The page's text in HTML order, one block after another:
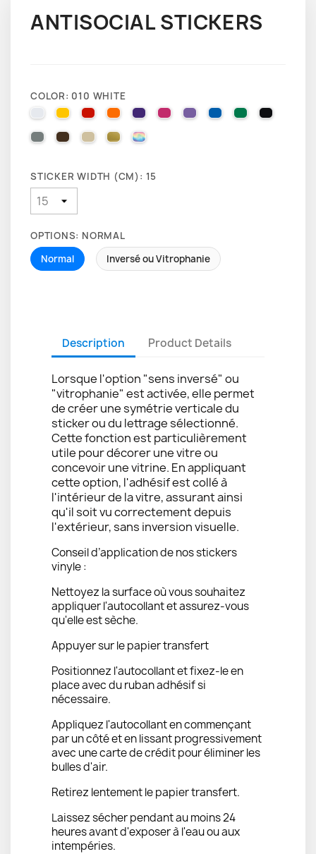
ANTISOCIAL STICKERS
COLOR: 010 WHITE
010 WHITE025 BRIMSTONE YELLOW
031 RED035 PASTEL ORANGE
040 VIOLET
041 PINK043 LAVENDER
051 GENTIAN BLUE
061 GREEN
070
071 GREY080 BROWN
082 BEIGE
091 GOLD000 HOLOGRAPHIQUE
STICKER WIDTH (CM): 15
OPTIONS: NORMAL
Normal
Inversé ou Vitrophanie
Description Product Details
Lorsque l'option "sens inversé" ou
"vitrophanie" est activée, elle permet
de créer une symétrie verticale du
sticker ou du lettrage sélectionné.
Cette fonction est particulièrement
utile pour décorer une vitre ou
concevoir une vitrine. En appliquant
cette option, l'adhésif est collé à
l'intérieur de la vitre, assurant ainsi
qu'il soit vu correctement depuis
l'extérieur, sans inversion visuelle.
Conseil d’application de nos stickers
vinyle :
Nettoyez la surface où vous souhaitez
appliquer l'autocollant et assurez-vous
qu'elle est sèche.
Appuyer sur le papier transfert
Positionnez l'autocollant et fixez-le en
place avec du ruban adhésif si
nécessaire.
Appliquez l'autocollant en commençant
par un côté et en lissant progressivement
avec une carte de crédit pour éliminer les
bulles d'air.
Retirez lentement le papier transfert.
Laissez sécher pendant au moins 24
heures avant d'exposer à l'eau ou aux
intempéries.